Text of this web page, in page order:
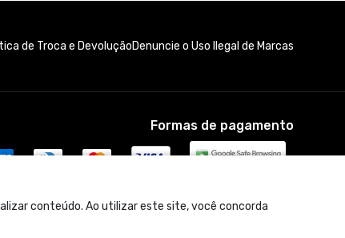
conteúdo. Ao utilizar este site, você concorda
de Troca e DevoluçãoDenuncie o Uso Ilegal de Marcas
Formas de pagamento